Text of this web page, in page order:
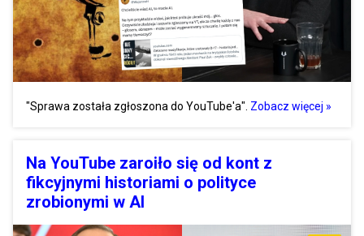
"Sprawa została zgłoszona do YouTube'a". Zobacz więcej »
Na YouTube zaroiło się od kont z
fikcyjnymi historiami o polityce
zrobionymi w AI